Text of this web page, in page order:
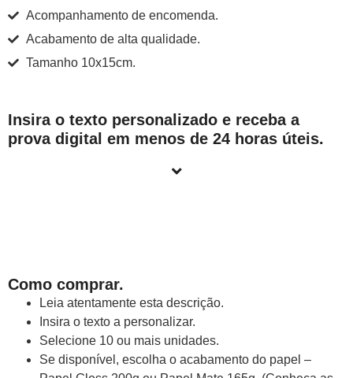
Acompanhamento de encomenda.
Acabamento de alta qualidade.
Tamanho 10x15cm.
Insira o texto personalizado e receba a
prova digital em menos de 24 horas úteis.
Como comprar.
Leia atentamente esta descrição.
Insira o texto a personalizar.
Selecione 10 ou mais unidades.
Se disponível, escolha o acabamento do papel –